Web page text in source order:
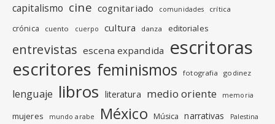
capitalismo cine cognitariado comunidades crítica
crónica cuento cuerpo cultura danza editoriales
entrevistas escena expandida escritoras
escritores feminismos fotografia godinez
lenguaje libros literatura medio oriente memoria
mujeres mundo arabe México Música narrativas Palestina